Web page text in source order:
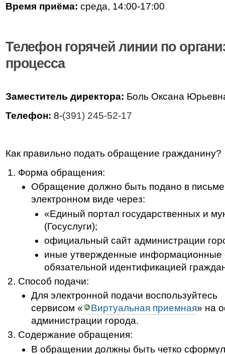
Время приёма: среда, 14:00-17:00
Телефон горячей линии по
процесса
Заместитель директора: Боль Оксана
Телефон: 8-(391) 245-52-17
Как правильно подать обращение гражданину?
Форма обращения:
Обращение должно быть подано в
электронном виде через:
«Единый портал государственных и
(Госуслуги);
официальный сайт администрации
иные утвержденные информационные
обязательной идентификацией
Способ подачи:
Для электронной подачи воспользуйтесь
сервисом «
Виртуальная приемная» на
администрации города.
Содержание обращения:
В обращении должны быть четко